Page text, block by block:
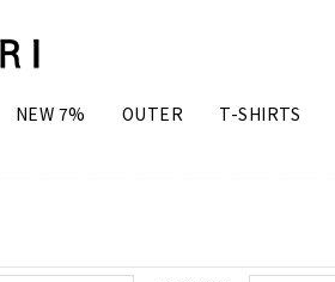
NEW 7% OUTER T-SHIRTS